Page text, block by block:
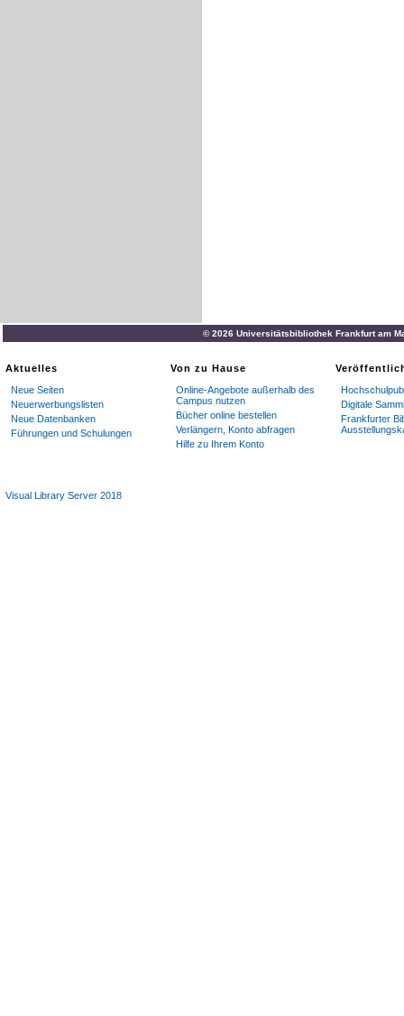
© 2026 Universitätsbibliothek Frankfurt am
Aktuelles
Neue Seiten
Neuerwerbungslisten
Neue Datenbanken
Führungen und Schulungen
Von zu Hause
Online-Angebote außerhalb des
Campus nutzen
Bücher online bestellen
Verlängern, Konto abfragen
Hilfe zu Ihrem Konto
Digitale
Frankfurter
Visual Library Server 2018